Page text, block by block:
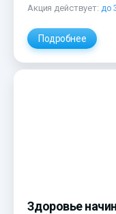
Акция действует: до
Подробнее
Здоровье